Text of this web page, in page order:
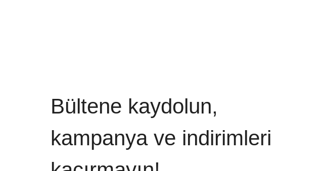
Bültene kaydolun,
kampanya ve indirimleri